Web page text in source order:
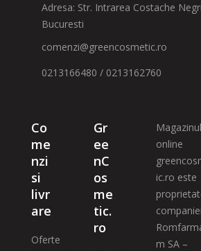
Adresa: Str. Intrarea Costache
Bucuresti
comenzi@greencosmetic.ro
0213166480 / 0213162760
Co
me
nzi
si
livr
are
Oferte
Gr
ee
nC
os
me
tic.
ro
Magazinul
online
ic.ro este
companiei
m SA –